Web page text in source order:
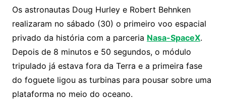
s
A
p
p
e
b
o
o
k
er y
Li
n
k
e
Os astronautas Doug Hurley e Robert Behnken
realizaram no sábado (30) o primeiro voo espacial
privado da história com a parceria Nasa-SpaceX.
Depois de 8 minutos e 50 segundos, o módulo
tripulado já estava fora da Terra e a primeira fase
do foguete ligou as turbinas para pousar sobre uma
plataforma no meio do oceano.